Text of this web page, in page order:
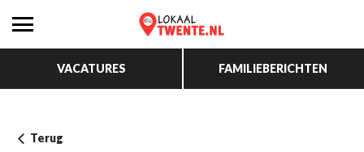
VACATURES FAMILIEBERICHTEN
Terug